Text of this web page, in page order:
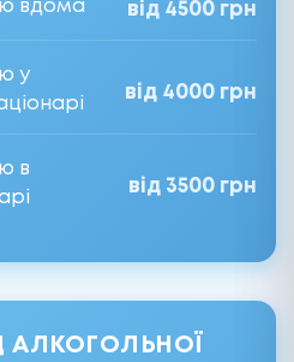
вдома від 4500 грн
у
від 4000 грн
в
від 3500 грн
АЛКОГОЛЬНОЇ